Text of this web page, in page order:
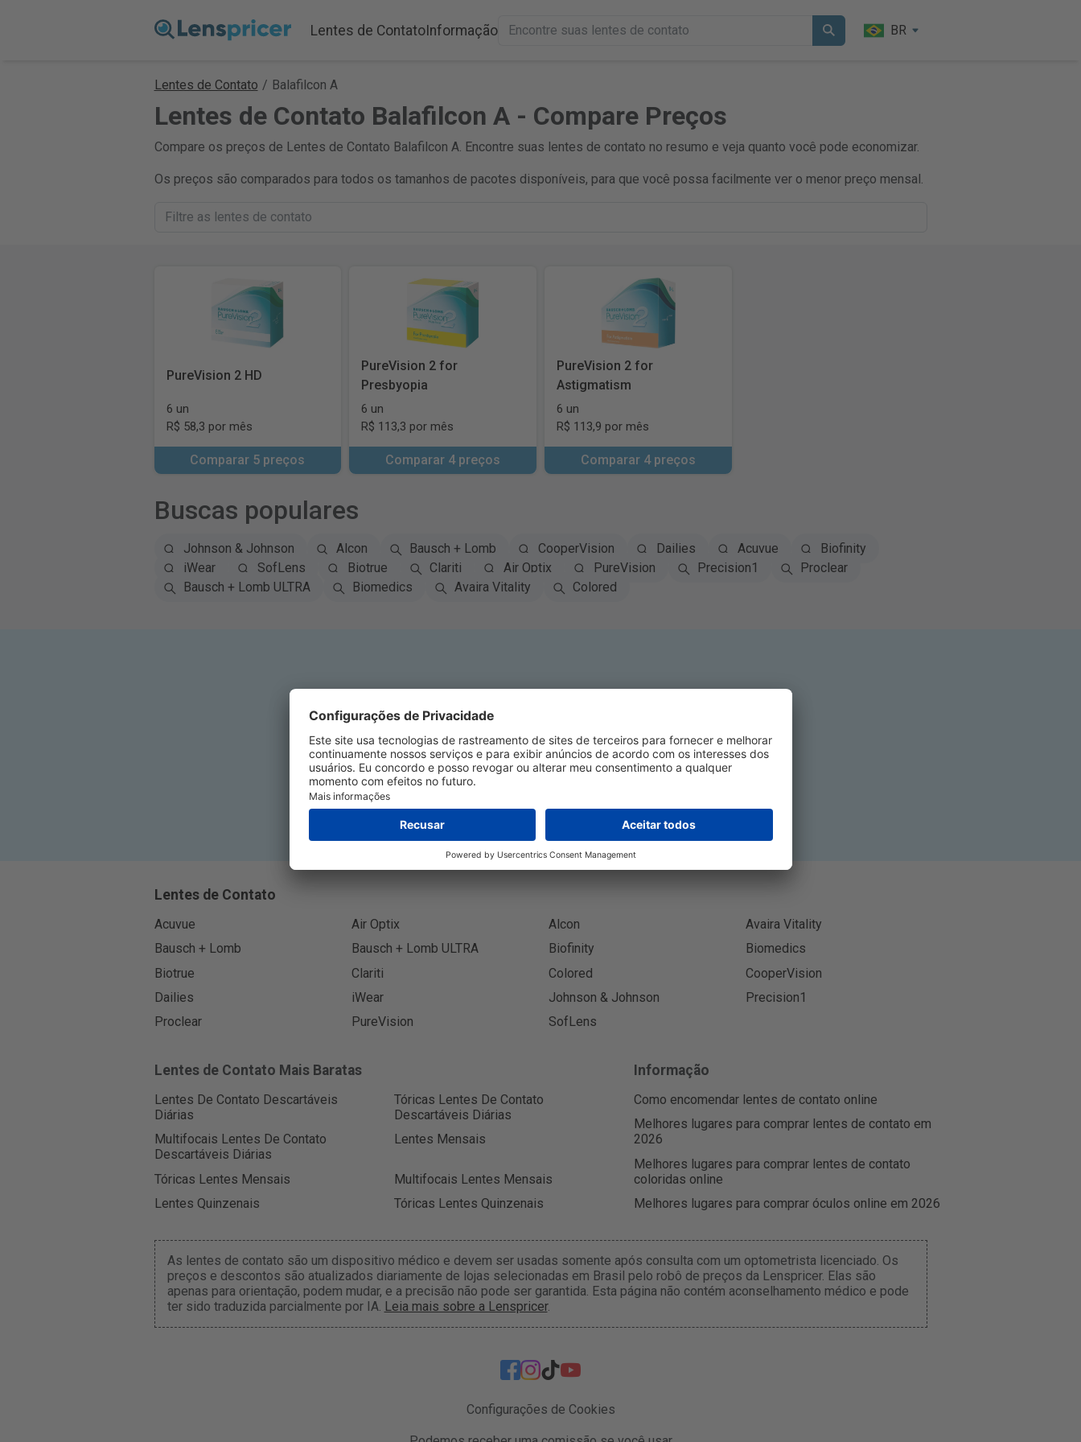
Lentes de ContatoInformação BR
Lentes de Contato / Balafilcon A
Lentes de Contato Balafilcon A - Compare Preços
Compare os preços de Lentes de Contato Balafilcon A. Encontre suas lentes de contato no resumo e veja quanto você pode economizar.
Os preços são comparados para todos os tamanhos de pacotes disponíveis, para que você possa facilmente ver o menor preço mensal.
PureVision 2 HD
6 un
R$ 58,3 por mês
Comparar 5 preços
PureVision 2 for
Presbyopia
6 un
R$ 113,3 por mês
Comparar 4 preços
PureVision 2 for
Astigmatism
6 un
R$ 113,9 por mês
Comparar 4 preços
Buscas populares
Johnson & Johnson Alcon Bausch + Lomb CooperVision Dailies Acuvue
Biofinity
iWear
SofLens Biotrue Clariti Air Optix PureVision Precision1
Proclear
Bausch + Lomb ULTRA
Biomedics Avaira Vitality Colored
Inscrever-se no Boletim Informativo
Inscreva-se
Lentes de Contato
Acuvue Air Optix Alcon
Avaira Vitality
Bausch + Lomb
Bausch + Lomb ULTRA Biofinity
Biomedics
Biotrue
Clariti Colored
CooperVision
Dailies
iWear Johnson & Johnson
Precision1
Proclear
PureVision SofLens
Lentes de Contato Mais Baratas
Lentes De Contato Descartáveis
Diárias
Tóricas Lentes De Contato
Descartáveis Diárias
Multifocais Lentes De Contato
Descartáveis Diárias
Lentes Mensais
Tóricas Lentes Mensais
Multifocais Lentes Mensais
Lentes Quinzenais
Tóricas Lentes Quinzenais
Informação
Como encomendar lentes de contato online
Melhores lugares para comprar lentes de contato em
2026
Melhores lugares para comprar lentes de contato
coloridas online
Melhores lugares para comprar óculos online em 2026
As lentes de contato são um dispositivo médico e devem ser usadas somente após consulta com um optometrista licenciado. Os
preços e descontos são atualizados diariamente de lojas selecionadas em Brasil pelo robô de preços da Lenspricer. Elas são
apenas para orientação, podem mudar, e a precisão não pode ser garantida. Esta página não contém aconselhamento médico e pode
ter sido traduzida parcialmente por IA. Leia mais sobre a Lenspricer.
Configurações de Cookies